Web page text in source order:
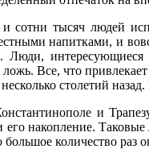
сотни тысяч людей
напитками, и
Люди, интересующиеся
Все, что
столетий
и
накопление.
большое количество